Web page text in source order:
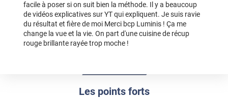
Les points forts
facile à poser si on suit bien la méthode. Il y a beaucoup
de vidéos explicatives sur YT qui expliquent. Je suis ravie
du résultat et fière de moi Merci bcp Luminis ! Ça me
change la vue et la vie. On part d'une cuisine de récup
rouge brillante rayée trop moche !